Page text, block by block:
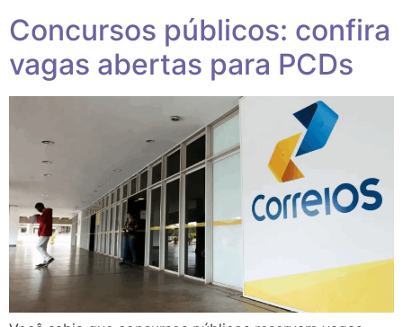
Concursos públicos: confira
vagas abertas para PCDs